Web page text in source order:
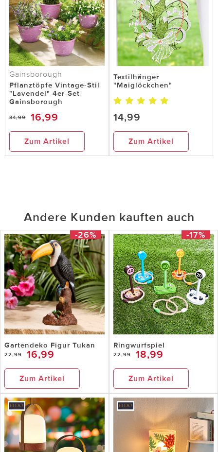
Gainsborough
Pflanztöpfe Vintage-Stil
"Lavendel" 4er-Set
Gainsborough
34,99 16,99
Zum Artikel
Textilhänger
"Maiglöckchen"
14,99
Zum Artikel
Andere Kunden kauften auch
-26%
Gartendeko Figur Tukan
22,99 16,99
Zum Artikel
-17%
Ringwurfspiel
22,99 18,99
Zum Artikel